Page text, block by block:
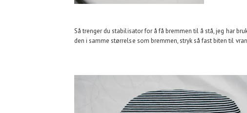
Så trenger du stabilisator for å få bremmen til å stå, jeg har
den i samme størrelse som bremmen, stryk så fast biten til